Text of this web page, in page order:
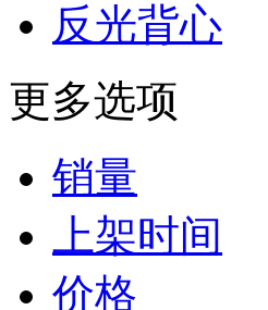
反光背心
更多选项
销量
上架时间
价格